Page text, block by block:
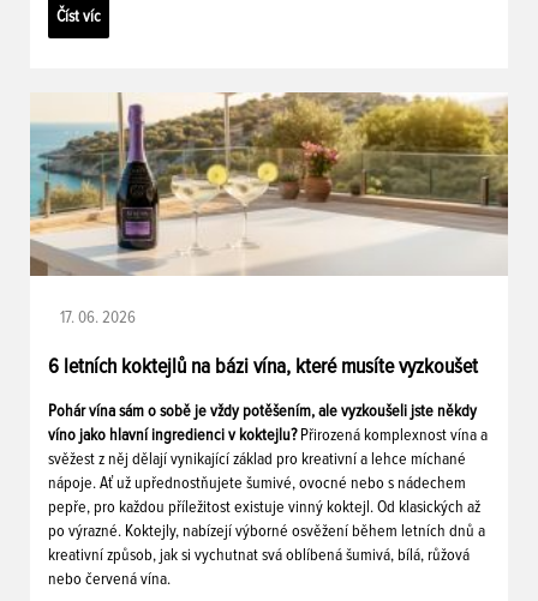
Číst víc
17. 06. 2026
6 letních koktejlů na bázi vína, které musíte vyzkoušet
Pohár vína sám o sobě je vždy potěšením, ale vyzkoušeli jste někdy
víno jako hlavní ingredienci v koktejlu? Přirozená komplexnost vína a
svěžest z něj dělají vynikající základ pro kreativní a lehce míchané
nápoje. Ať už upřednostňujete šumivé, ovocné nebo s nádechem
pepře, pro každou příležitost existuje vinný koktejl. Od klasických až
po výrazné. Koktejly, nabízejí výborné osvěžení během letních dnů a
kreativní způsob, jak si vychutnat svá oblíbená šumivá, bílá, růžová
nebo červená vína.